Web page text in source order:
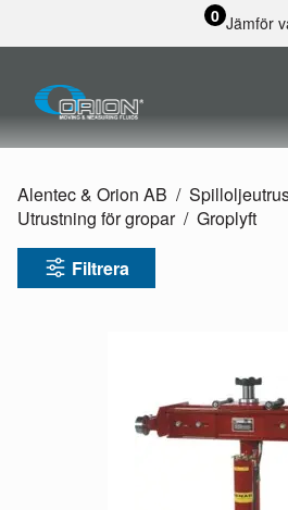
0 Jämför
Alentec & Orion AB
Utrustning för gropar
Groplyft
Filtrera